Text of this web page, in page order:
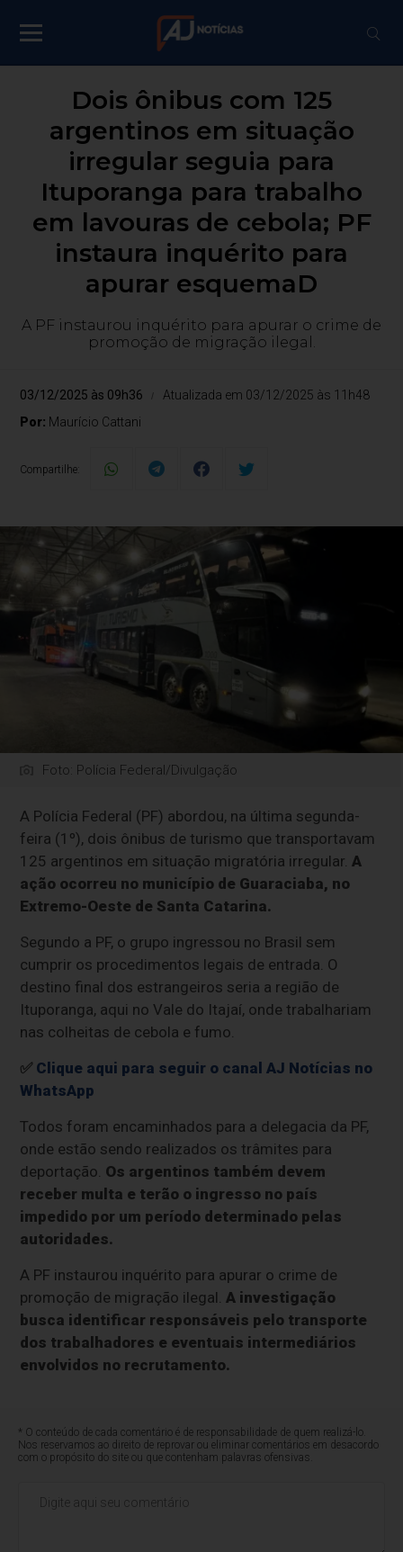
Dois ônibus com 125
argentinos em situação
irregular seguia para
Ituporanga para trabalho
em lavouras de cebola; PF
instaura inquérito para
apurar esquemaD
A PF instaurou inquérito para apurar o crime de
promoção de migração ilegal.
03/12/2025 às 09h36
Atualizada em 03/12/2025 às 11h48
Por: Maurício Cattani
Compartilhe:
Foto: Polícia Federal/Divulgação
A Polícia Federal (PF) abordou, na última segunda-
feira (1º), dois ônibus de turismo que transportavam
125 argentinos em situação migratória irregular.A
ação ocorreu no município de Guaraciaba, no
Extremo-Oeste de Santa Catarina.
Segundo a PF, o grupo ingressou no Brasil sem
cumprir os procedimentos legais de entrada. O
destino final dos estrangeiros seria a região de
Ituporanga, aqui no Vale do Itajaí, onde trabalhariam
nas colheitas de cebola e fumo.
✅ Clique aqui para seguir o canal AJ Notícias no
WhatsApp
Todos foram encaminhados para a delegacia da PF,
onde estão sendo realizados os trâmites para
deportação. Os argentinos também devem
receber multa e terão o ingresso no país
impedido por um período determinado pelas
autoridades.
A PF instaurou inquérito para apurar o crime de
promoção de migração ilegal. A investigação
busca identificar responsáveis pelo transporte
dos trabalhadores e eventuais intermediários
envolvidos no recrutamento.
* O conteúdo de cada comentário é de responsabilidade de quem realizá-lo.
Nos reservamos ao direito de reprovar ou eliminar comentários em desacordo
com o propósito do site ou que contenham palavras ofensivas.